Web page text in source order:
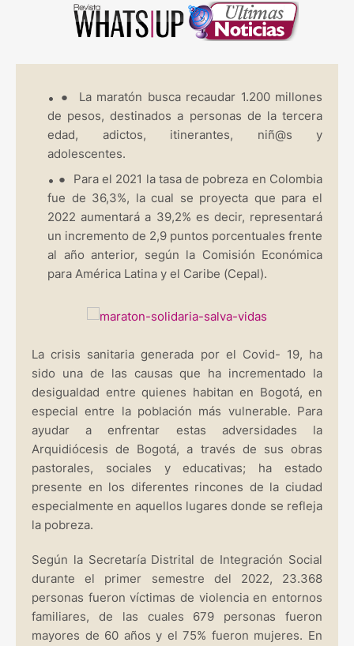
●
La maratón busca recaudar 1.200 millones
de pesos, destinados a personas de la tercera
edad, adictos, itinerantes, niñ@s y
adolescentes.
●
Para el 2021 la tasa de pobreza en Colombia
fue de 36,3%, la cual se proyecta que para el
2022 aumentará a 39,2% es decir, representará
un incremento de 2,9 puntos porcentuales frente
al año anterior, según la Comisión Económica
para América Latina y el Caribe (Cepal).
La crisis sanitaria generada por el Covid- 19, ha
sido una de las causas que ha incrementado la
desigualdad entre quienes habitan en Bogotá, en
especial entre la población más vulnerable. Para
ayudar a enfrentar estas adversidades la
Arquidiócesis de Bogotá, a través de sus obras
pastorales, sociales y educativas; ha estado
presente en los diferentes rincones de la ciudad
especialmente en aquellos lugares donde se refleja
la pobreza.
Según la Secretaría Distrital de Integración Social
durante el primer semestre del 2022, 23.368
personas fueron víctimas de violencia en entornos
familiares, de las cuales 679 personas fueron
mayores de 60 años y el 75% fueron mujeres. En